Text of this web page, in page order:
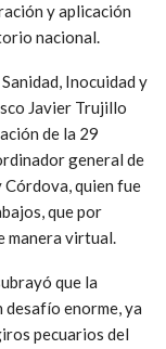
y aplicación
nacional.
Inocuidad y
Javier Trujillo
de la 29
general de
quien fue
que por
manera virtual.
que la
desafío enorme, ya
pecuarios del